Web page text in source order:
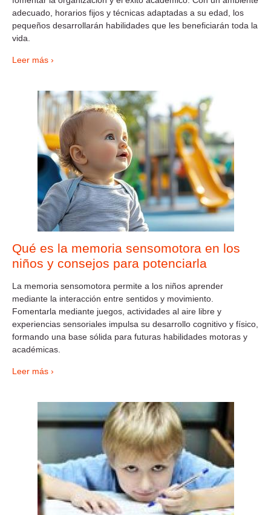
adecuado, horarios fijos y técnicas adaptadas a su edad, los
pequeños desarrollarán habilidades que les beneficiarán toda la
vida.
Leer más ›
Qué es la memoria sensomotora en los
niños y consejos para potenciarla
La memoria sensomotora permite a los niños aprender
mediante la interacción entre sentidos y movimiento.
Fomentarla mediante juegos, actividades al aire libre y
experiencias sensoriales impulsa su desarrollo cognitivo y físico,
formando una base sólida para futuras habilidades motoras y
académicas.
Leer más ›